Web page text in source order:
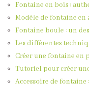
Fontaine en bois :
Modèle de fontaine
Fontaine boule : un
Les différentes
Créer une fontaine en
Tutoriel pour créer
Accessoire de